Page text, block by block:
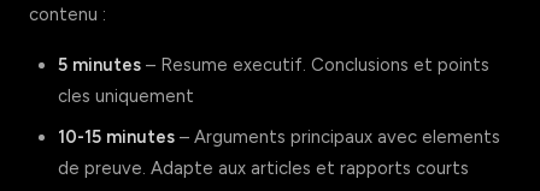
contenu :
5 minutes – Resume executif. Conclusions et points
cles uniquement
10-15 minutes – Arguments principaux avec elements
de preuve. Adapte aux articles et rapports courts